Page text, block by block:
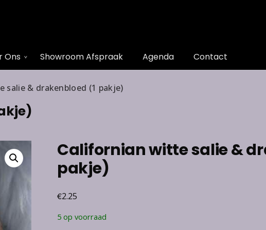
Ons Showroom Afspraak Agenda Contact
salie & drakenbloed (1 pakje)
Californian witte salie &
pakje)
€2.25
5 op voorraad